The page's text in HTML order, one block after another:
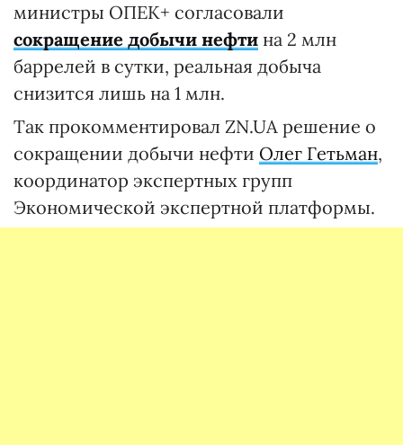
министры ОПЕК+ согласовали
сокращение добычи нефти на 2 млн
баррелей в сутки, реальная добыча
снизится лишь на 1 млн.
Так прокомментировал ZN.UA решение о
сокращении добычи нефти Олег Гетьман,
координатор экспертных групп
Экономической экспертной платформы.